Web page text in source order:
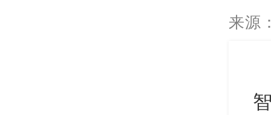
来源